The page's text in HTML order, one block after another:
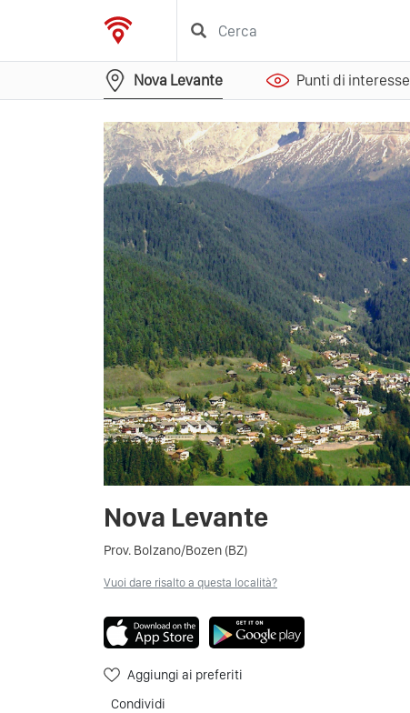
Nova Levante Punti di interesse
Nova Levante
Prov. Bolzano/Bozen (BZ)
Vuoi dare risalto a questa località?
Aggiungi ai preferiti
Condividi